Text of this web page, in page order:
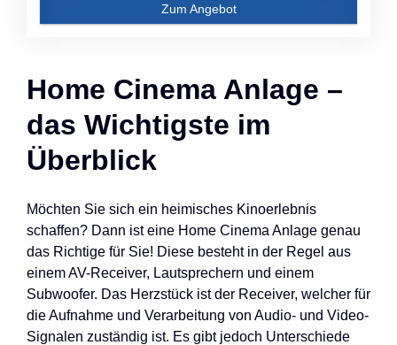
Zum Angebot
Home Cinema Anlage –
das Wichtigste im
Überblick
Möchten Sie sich ein heimisches Kinoerlebnis
schaffen? Dann ist eine Home Cinema Anlage genau
das Richtige für Sie! Diese besteht in der Regel aus
einem AV-Receiver, Lautsprechern und einem
Subwoofer. Das Herzstück ist der Receiver, welcher für
die Aufnahme und Verarbeitung von Audio- und Video-
Signalen zuständig ist. Es gibt jedoch Unterschiede